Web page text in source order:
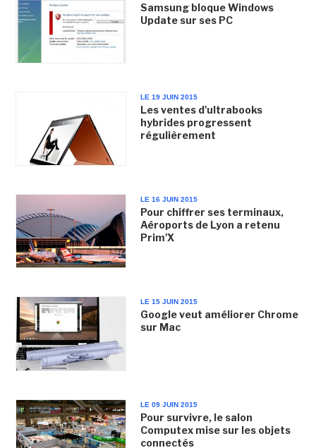
Samsung bloque Windows
Update sur ses PC
LE 19 JUIN 2015
Les ventes d'ultrabooks
hybrides progressent
régulièrement
LE 16 JUIN 2015
Pour chiffrer ses terminaux,
Aéroports de Lyon a retenu
Prim'X
LE 15 JUIN 2015
Google veut améliorer Chrome
sur Mac
LE 09 JUIN 2015
Pour survivre, le salon
Computex mise sur les objets
connectés